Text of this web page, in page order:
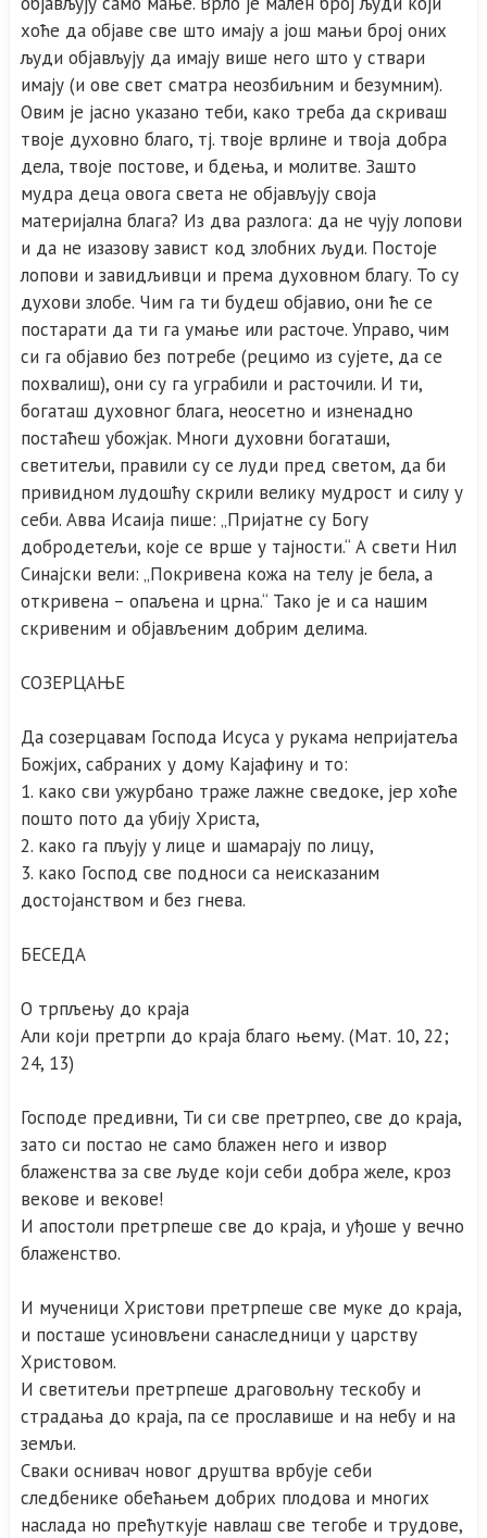
хоће да објаве све што имају а још мањи број оних
људи објављују да имају више него што у ствари
имају (и ове свет сматра неозбиљним и безумним).
Овим је јасно указано теби, како треба да скриваш
твоје духовно благо, тј. твоје врлине и твоја добра
дела, твоје постове, и бдења, и молитве. Зашто
мудра деца овога света не објављују своја
материјална блага? Из два разлога: да не чују лопови
и да не изазову завист код злобних људи. Постоје
лопови и завидљивци и према духовном благу. То су
духови злобе. Чим га ти будеш објавио, они ће се
постарати да ти га умање или расточе. Управо, чим
си га објавио без потребе (рецимо из сујете, да се
похвалиш), они су га уграбили и расточили. И ти,
богаташ духовног блага, неосетно и изненадно
постаћеш убожјак. Многи духовни богаташи,
светитељи, правили су се луди пред светом, да би
привидном лудошћу скрили велику мудрост и силу у
себи. Авва Исаија пише: „Пријатне су Богу
добродетељи, које се врше у тајности.“ А свети Нил
Синајски вели: „Покривена кожа на телу је бела, а
откривена – опаљена и црна.“ Тако је и са нашим
скривеним и објављеним добрим делима.
СОЗЕРЦАЊЕ
Да созерцавам Господа Исуса у рукама непријатеља
Божјих, сабраних у дому Кајафину и то:
1. како сви ужурбано траже лажне сведоке, јер хоће
пошто пото да убију Христа,
2. како га пљују у лице и шамарају по лицу,
3. како Господ све подноси са неисказаним
достојанством и без гнева.
БЕСЕДА
О трпљењу до краја
Али који претрпи до краја благо њему. (Мат. 10, 22;
24, 13)
Господе предивни, Ти си све претрпео, све до краја,
зато си постао не само блажен него и извор
блаженства за све људе који себи добра желе, кроз
векове и векове!
И апостоли претрпеше све до краја, и уђоше у вечно
блаженство.
И мученици Христови претрпеше све муке до краја,
и посташе усиновљени санаследници у царству
Христовом.
И светитељи претрпеше драговољну тескобу и
страдања до краја, па се прославише и на небу и на
земљи.
Сваки оснивач новог друштва врбује себи
следбенике обећањем добрих плодова и многих
наслада но прећуткује навлаш све тегобе и трудове,